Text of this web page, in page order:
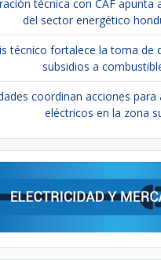
técnica con CAF apunta
del sector energético
técnico fortalece la toma de
subsidios a
coordinan acciones para
eléctricos en la zona